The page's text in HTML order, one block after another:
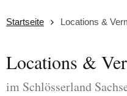
Startseite Locations &
Locations &
im Schlösserland